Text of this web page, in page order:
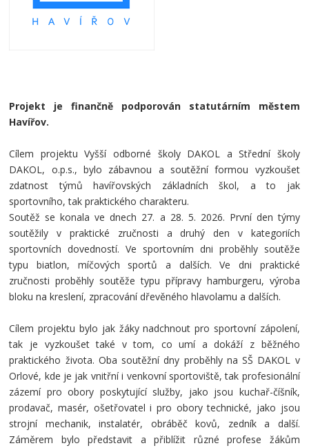
Projekt je finančně podporován statutárním městem
Havířov.
Cílem projektu Vyšší odborné školy DAKOL a Střední školy
DAKOL, o.p.s., bylo zábavnou a soutěžní formou vyzkoušet
zdatnost týmů havířovských základních škol, a to jak
sportovního, tak praktického charakteru.
Soutěž se konala ve dnech 27. a 28. 5. 2026. První den týmy
soutěžily v praktické zručnosti a druhý den v kategoriích
sportovních dovedností. Ve sportovním dni proběhly soutěže
typu biatlon, míčových sportů a dalších. Ve dni praktické
zručnosti proběhly soutěže typu přípravy hamburgeru, výroba
bloku na kreslení, zpracování dřevěného hlavolamu a dalších.
Cílem projektu bylo jak žáky nadchnout pro sportovní zápolení,
tak je vyzkoušet také v tom, co umí a dokáží z běžného
praktického života. Oba soutěžní dny proběhly na SŠ DAKOL v
Orlové, kde je jak vnitřní i venkovní sportoviště, tak profesionální
zázemí pro obory poskytující služby, jako jsou kuchař-číšník,
prodavač, masér, ošetřovatel i pro obory technické, jako jsou
strojní mechanik, instalatér, obráběč kovů, zedník a další.
Záměrem bylo představit a přiblížit různé profese žákům